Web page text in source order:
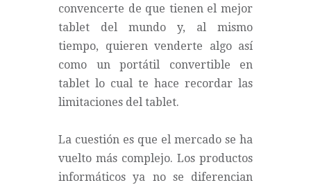
convencerte de que tienen el mejor
tablet del mundo y, al mismo
tiempo, quieren venderte algo así
como un portátil convertible en
tablet lo cual te hace recordar las
limitaciones del tablet.
La cuestión es que el mercado se ha
vuelto más complejo. Los productos
informáticos ya no se diferencian